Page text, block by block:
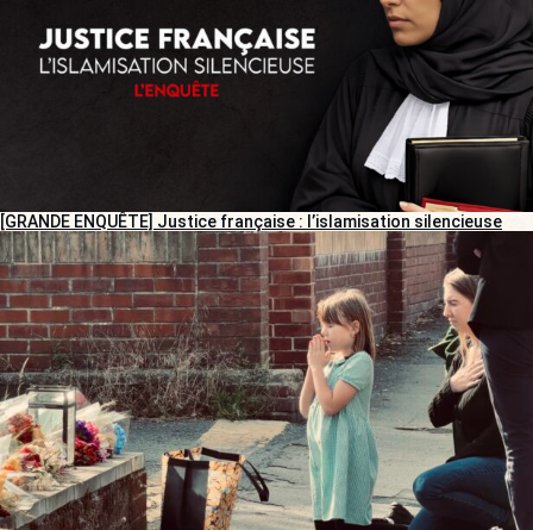
[GRANDE ENQUÊTE] Justice française : l’islamisation silencieuse